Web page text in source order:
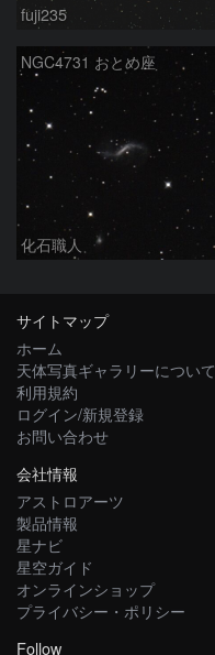
fuji235
NGC4731 おとめ座
化石職人
サイトマップ
ホーム
天体写真ギャラリーについて
利用規約
ログイン/新規登録
お問い合わせ
会社情報
アストロアーツ
製品情報
星ナビ
星空ガイド
オンラインショップ
プライバシー・ポリシー
Follow